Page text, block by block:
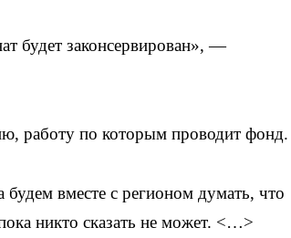
будет законсервирован», —
работу по которым проводит фонд.
вместе с регионом думать, что
никто сказать не может. <…>